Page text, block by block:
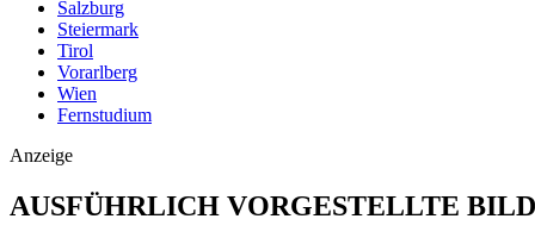
Salzburg
Steiermark
Tirol
Vorarlberg
Wien
Fernstudium
Anzeige
AUSFÜHRLICH VORGESTELLTE